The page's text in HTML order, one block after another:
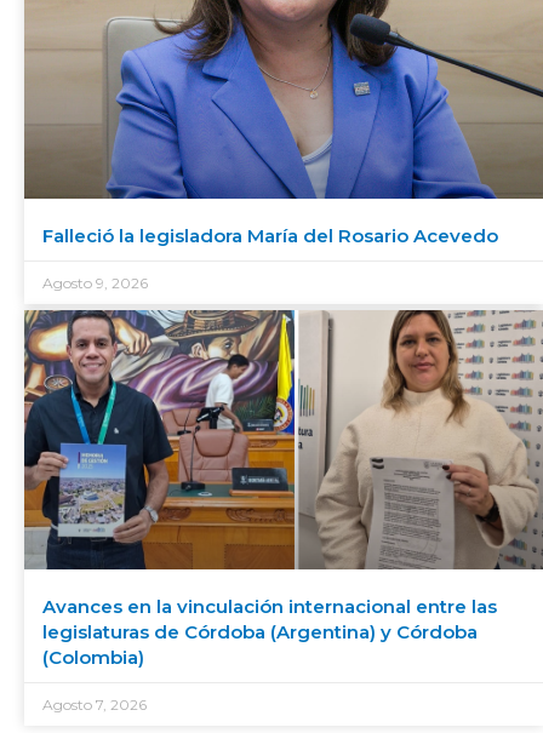
Falleció la legisladora María del Rosario Acevedo
Agosto 9, 2026
Avances en la vinculación internacional entre las
legislaturas de Córdoba (Argentina) y Córdoba
(Colombia)
Agosto 7, 2026